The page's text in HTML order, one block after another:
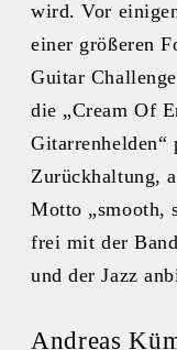
wird. Vor
einer größeren
Guitar
die „Cream Of
Gitarrenhelden“
Zurückhaltung,
Motto „smooth,
frei mit der
und der Jazz
Andreas